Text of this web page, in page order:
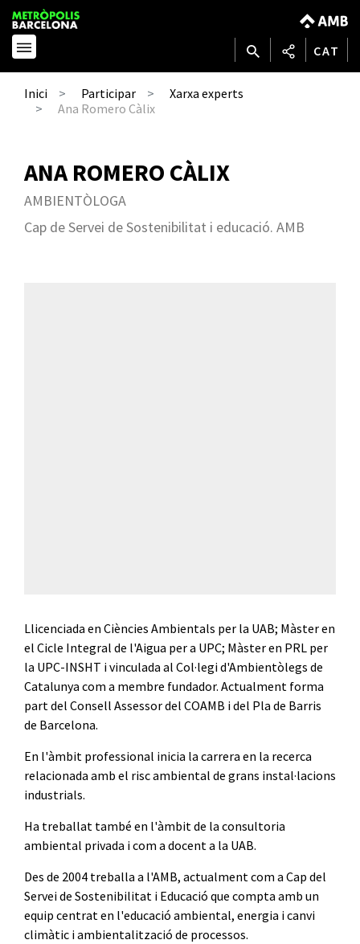
CAT
Inici Participar
Xarxa experts
Ana Romero Càlix
ANA ROMERO CÀLIX
AMBIENTÒLOGA
Cap de Servei de Sostenibilitat i educació. AMB
Llicenciada en Ciències Ambientals per la UAB; Màster en
el Cicle Integral de l'Aigua per a UPC; Màster en PRL per
la UPC-INSHT i vinculada al Col·legi d'Ambientòlegs de
Catalunya com a membre fundador. Actualment forma
part del Consell Assessor del COAMB i del Pla de Barris
de Barcelona.
En l'àmbit professional inicia la carrera en la recerca
relacionada amb el risc ambiental de grans instal·lacions
industrials.
Ha treballat també en l'àmbit de la consultoria
ambiental privada i com a docent a la UAB.
Des de 2004 treballa a l'AMB, actualment com a Cap del
Servei de Sostenibilitat i Educació que compta amb un
equip centrat en l'educació ambiental, energia i canvi
climàtic i ambientalització de processos.